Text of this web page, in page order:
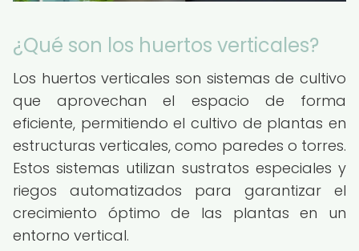
¿Qué son los huertos verticales?
Los huertos verticales son sistemas de cultivo
que aprovechan el espacio de forma
eficiente, permitiendo el cultivo de plantas en
estructuras verticales, como paredes o torres.
Estos sistemas utilizan sustratos especiales y
riegos automatizados para garantizar el
crecimiento óptimo de las plantas en un
entorno vertical.